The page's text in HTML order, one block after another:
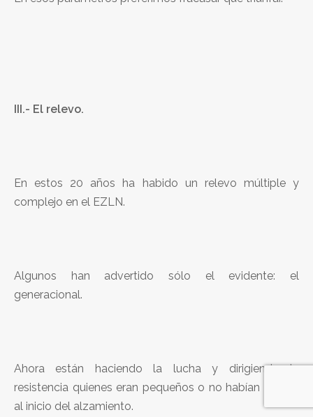
III.- El relevo.
En estos 20 años ha habido un relevo múltiple y
complejo en el EZLN.
Algunos han advertido sólo el evidente: el
generacional.
Ahora están haciendo la lucha y dirigiendo la
resistencia quienes eran pequeños o no habían nacido
al inicio del alzamiento.